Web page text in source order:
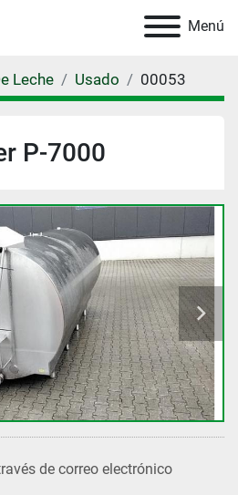
Menú
Leche Usado 00053
P-7000
de correo electrónico